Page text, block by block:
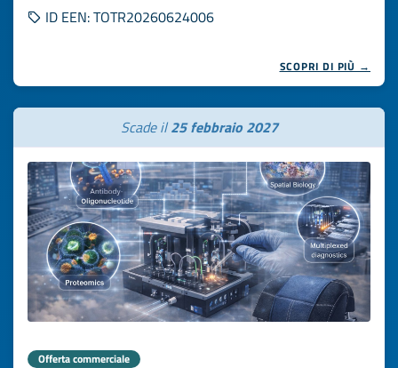
ID EEN: TOTR20260624006
SCOPRI DI PIÙ →
Scade il25 febbraio 2027
Offerta commerciale